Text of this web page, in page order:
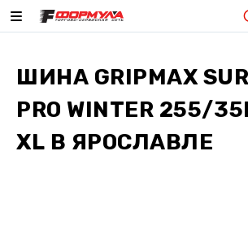
ШИНА GRIPMAX
PRO WINTER 255/
XL В ЯРОСЛАВЛЕ